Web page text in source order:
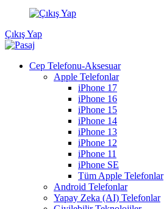
Çıkış Yap
Cep Telefonu-Aksesuar
Apple Telefonlar
iPhone 17
iPhone 16
iPhone 15
iPhone 14
iPhone 13
iPhone 12
iPhone 11
iPhone SE
Tüm Apple Telefonlar
Android Telefonlar
Yapay Zeka (AI) Telefonlar